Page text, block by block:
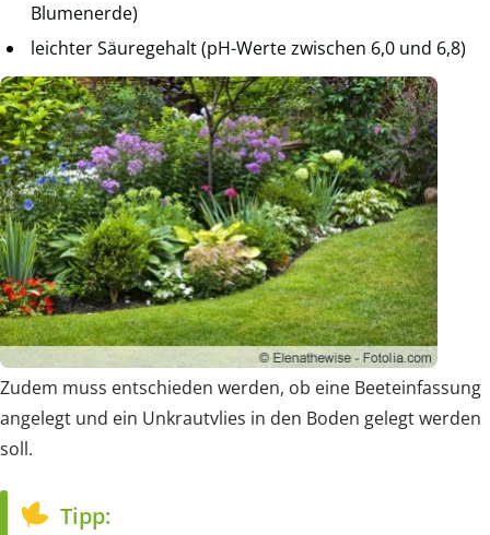
Blumenerde)
leichter Säuregehalt (pH-Werte zwischen 6,0 und 6,8)
Zudem muss entschieden werden, ob eine Beeteinfassung
angelegt und ein Unkrautvlies in den Boden gelegt werden
soll.
Tipp: